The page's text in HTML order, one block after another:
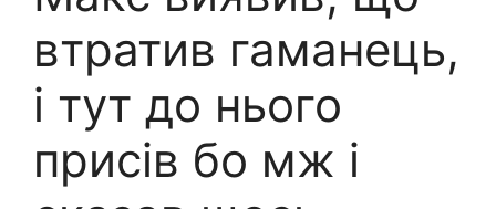
втратив гаманець,
і тут до нього
присів бо мж і